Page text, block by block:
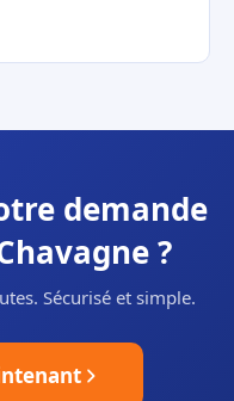
demande
?
Sécurisé et simple.